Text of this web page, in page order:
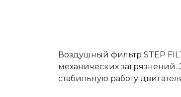
Воздушный фильтр STEP
механических
стабильную работу